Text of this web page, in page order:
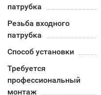
патрубка
Резьба входного
патрубка
Способ установки
Требуется
профессиональный
монтаж